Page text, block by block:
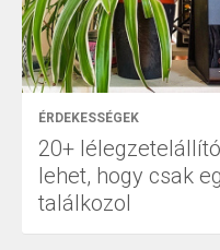
ÉRDEKESSÉGEK
20+
lehet, hogy csak
találkozol